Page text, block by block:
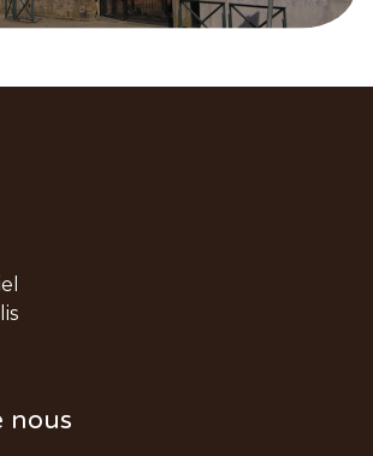
nous